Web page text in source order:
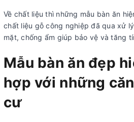
Về chất liệu thì những mẫu bàn ăn
chất liệu gỗ công nghiệp đã qua xử
mặt, chống ẩm giúp bảo vệ và tăng
Mẫu bàn ăn đẹp
hợp với những
cư